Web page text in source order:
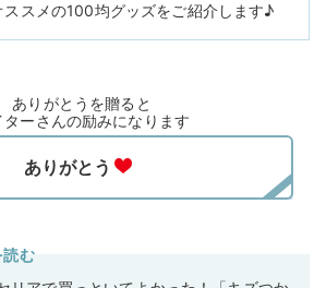
ススメの100均グッズをご紹介します♪
ありがとうを贈ると
ターさんの励みになります
読む